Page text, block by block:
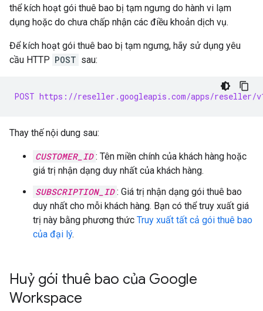
thể kích hoạt gói thuê bao bị tạm ngưng do hành vi lạm
dụng hoặc do chưa chấp nhận các điều khoản dịch vụ.
Để kích hoạt gói thuê bao bị tạm ngưng, hãy sử dụng yêu
cầu HTTP POST sau:
POST https://reseller.googleapis.com/apps/reseller/
Thay thế nội dung sau:
CUSTOMER_ID : Tên miền chính của khách hàng hoặc
giá trị nhận dạng duy nhất của khách hàng.
SUBSCRIPTION_ID : Giá trị nhận dạng gói thuê bao
duy nhất cho mỗi khách hàng. Bạn có thể truy xuất giá
trị này bằng phương thức Truy xuất tất cả gói thuê bao
của đại lý.
Huỷ gói thuê bao của Google
Workspace